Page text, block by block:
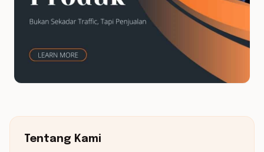
Tentang Kami